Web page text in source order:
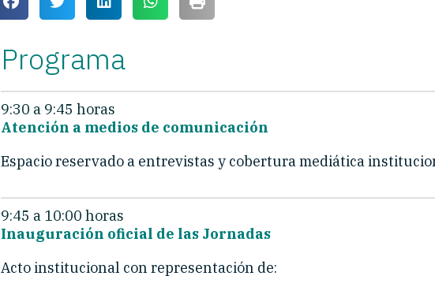
Programa
9:30 a 9:45 horas
Atención a medios de comunicación
Espacio reservado a entrevistas y cobertura mediática
9:45 a 10:00 horas
Inauguración oficial de las Jornadas
Acto institucional con representación de: